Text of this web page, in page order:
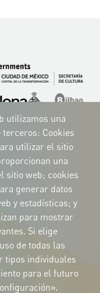
Imagen
15
utilizamos una
Cookies
utilizar el sitio
una
sitio web; cookies
generar datos
y estadísticas; y
para mostrar
Si elige
de todas las
tipos individuales
para el futuro